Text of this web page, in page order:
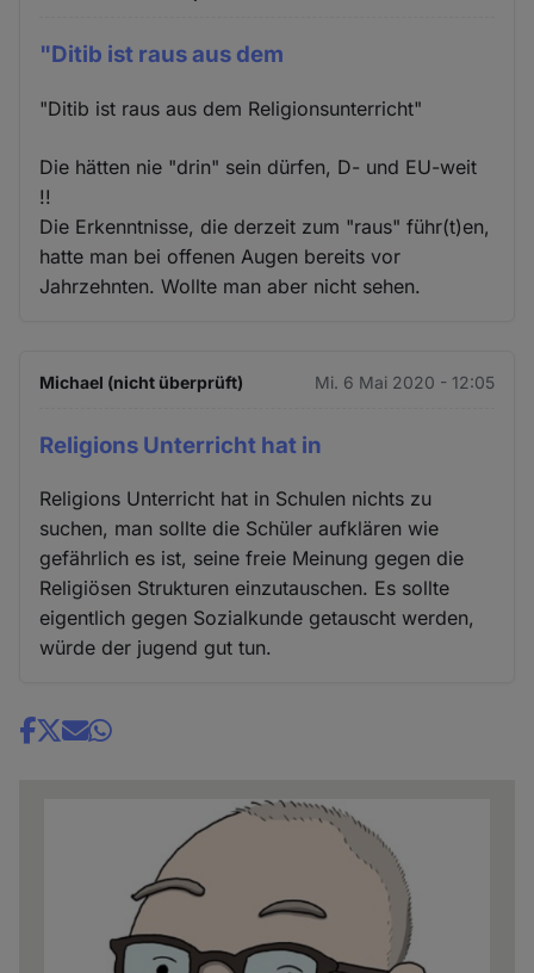
"Ditib ist raus aus dem
"Ditib ist raus aus dem Religionsunterricht"
Die hätten nie "drin" sein dürfen, D- und EU-weit
!!
Die Erkenntnisse, die derzeit zum "raus" führ(t)en,
hatte man bei offenen Augen bereits vor
Jahrzehnten. Wollte man aber nicht sehen.
Michael (nicht überprüft) Mi. 6 Mai 2020 - 12:05
Religions Unterricht hat in
Religions Unterricht hat in Schulen nichts zu
suchen, man sollte die Schüler aufklären wie
gefährlich es ist, seine freie Meinung gegen die
Religiösen Strukturen einzutauschen. Es sollte
eigentlich gegen Sozialkunde getauscht werden,
würde der jugend gut tun.
Share